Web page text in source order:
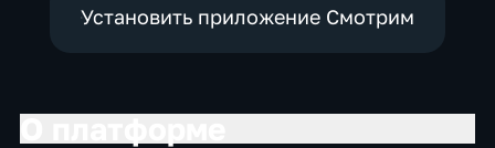
Установить приложение Смотрим